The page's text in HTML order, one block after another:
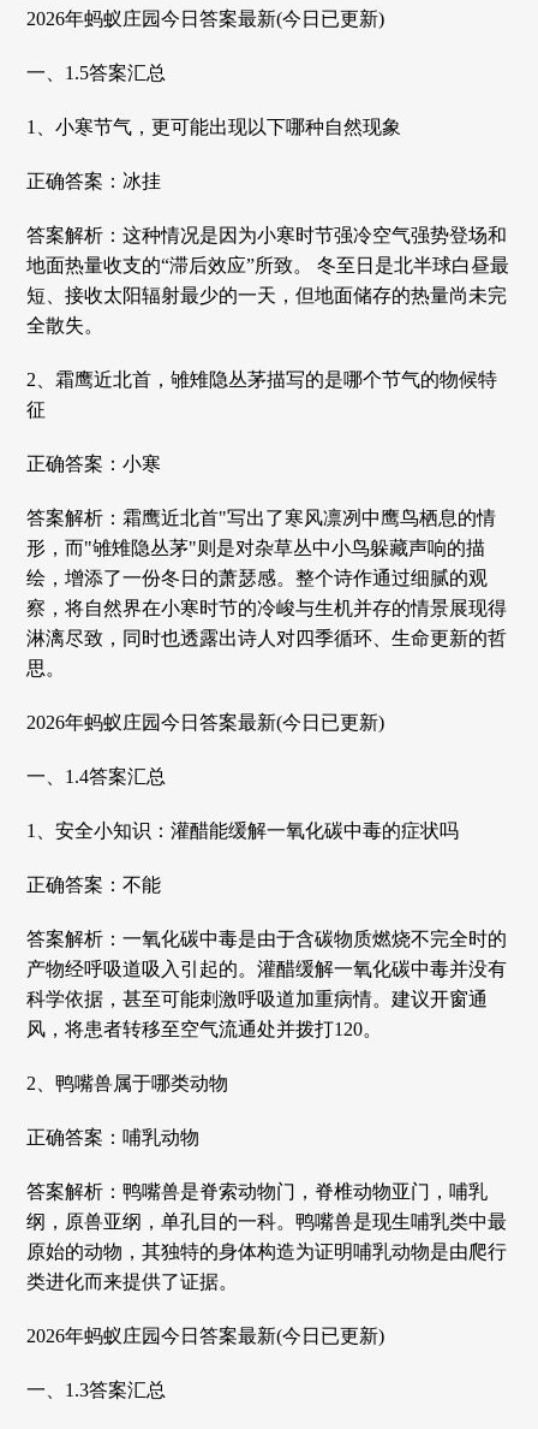
2026年蚂蚁庄园今日答案最新(今日已更新)
一、1.5答案汇总
1、小寒节气，更可能出现以下哪种自然现象
正确答案：冰挂
答案解析：这种情况是因为小寒时节强冷空气强势登场和
地面热量收支的“滞后效应”所致。 冬至日是北半球白昼最
短、接收太阳辐射最少的一天，但地面储存的热量尚未完
全散失。
2、霜鹰近北首，雊雉隐丛茅描写的是哪个节气的物候特
征
正确答案：小寒
答案解析：霜鹰近北首"写出了寒风凛冽中鹰鸟栖息的情
形，而"雊雉隐丛茅"则是对杂草丛中小鸟躲藏声响的描
绘，增添了一份冬日的萧瑟感。整个诗作通过细腻的观
察，将自然界在小寒时节的冷峻与生机并存的情景展现得
淋漓尽致，同时也透露出诗人对四季循环、生命更新的哲
思。
2026年蚂蚁庄园今日答案最新(今日已更新)
一、1.4答案汇总
1、安全小知识：灌醋能缓解一氧化碳中毒的症状吗
正确答案：不能
答案解析：一氧化碳中毒是由于含碳物质燃烧不完全时的
产物经呼吸道吸入引起的。灌醋缓解一氧化碳中毒并没有
科学依据，甚至可能刺激呼吸道加重病情。建议开窗通
风，将患者转移至空气流通处并拨打120。
2、鸭嘴兽属于哪类动物
正确答案：哺乳动物
答案解析：鸭嘴兽是脊索动物门，脊椎动物亚门，哺乳
纲，原兽亚纲，单孔目的一科。鸭嘴兽是现生哺乳类中最
原始的动物，其独特的身体构造为证明哺乳动物是由爬行
类进化而来提供了证据。
2026年蚂蚁庄园今日答案最新(今日已更新)
一、1.3答案汇总